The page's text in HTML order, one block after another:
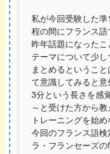
私が今回受験した
程の間にフランス
昨年話題になった
テーマについて少
まとめるというこ
て意識してみると意
3分という長さを感
～と受けた方から
トレーニングを始め
今回のフランス語
ラ・フランセーズ